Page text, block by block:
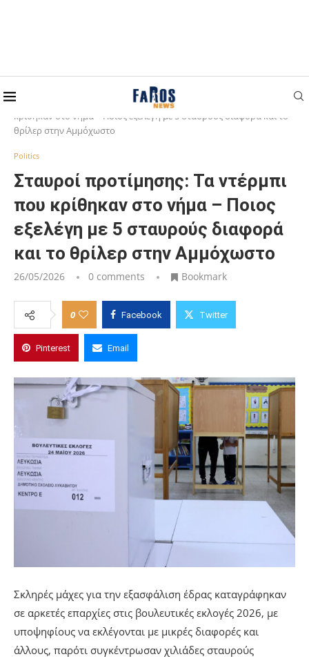
Home
Σταυροί προτίμησης: Τα ντέρμπι που
κρίθηκαν στο νήμα – Ποιος εξελέγη με 5 σταυρούς διαφορά και το
θρίλερ στην Αμμόχωστο
Politics
Σταυροί προτίμησης: Τα ντέρμπι
που κρίθηκαν στο νήμα – Ποιος
εξελέγη με 5 σταυρούς διαφορά
και το θρίλερ στην Αμμόχωστο
26/05/2026 0 comments Bookmark
0 Facebook Twitter
Pinterest Email
Σκληρές μάχες για την εξασφάλιση έδρας καταγράφηκαν
σε αρκετές επαρχίες στις βουλευτικές εκλογές 2026, με
υποψηφίους να εκλέγονται με μικρές διαφορές και
άλλους, παρότι συγκέντρωσαν χιλιάδες σταυρούς